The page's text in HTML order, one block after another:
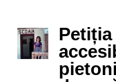
Petiția